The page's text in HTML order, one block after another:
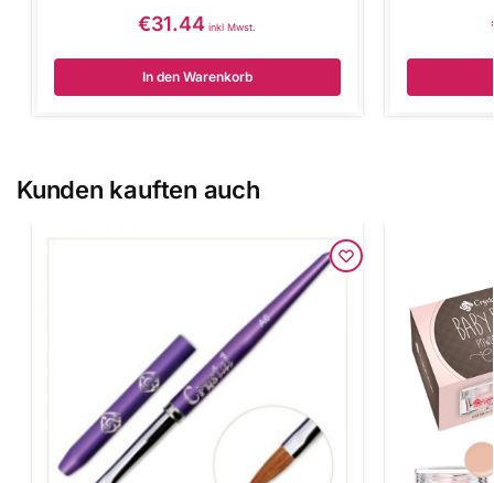
€31.44 inkl Mwst.
In den Warenkorb
Kunden kauften auch